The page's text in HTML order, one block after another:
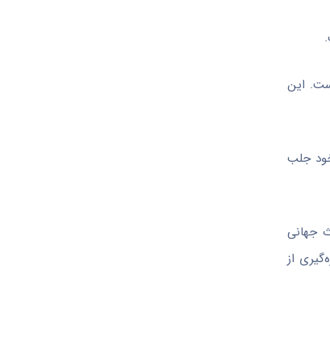
این
جلب
جهانی
از